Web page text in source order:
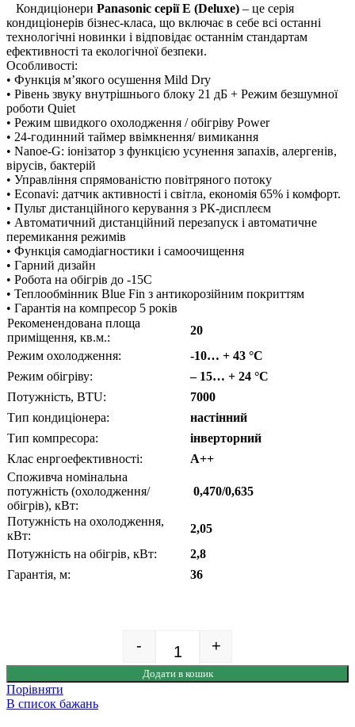
Кондиціонери Panasonic серії E (Deluxe) – це серія
кондиціонерів бізнес-класа, що включає в себе всі останні
технологічні новинки і відповідає останнім стандартам
ефективності та екологічної безпеки.
Особливості:
• Функція м’якого осушення Mild Dry
• Рівень звуку внутрішнього блоку 21 дБ + Режим безшумної
роботи Quiet
• Режим швидкого охолодження / обігріву Power
• 24-годинний таймер ввімкнення/ вимикання
• Nanoe-G: іонізатор з функцією усунення запахів, алергенів,
вірусів, бактерій
• Управління спрямованістю повітряного потоку
• Econavi: датчик активності і світла, економія 65% і комфорт.
• Пульт дистанційного керування з РК-дисплеєм
• Автоматичний дистанційний перезапуск і автоматичне
перемикання режимів
• Функція самодіагностики і самоочищення
• Гарний дизайн
• Робота на обігрів до -15С
• Теплообмінник Blue Fin з антикорозійним покриттям
• Гарантія на компресор 5 років
Рекоменендована площа
приміщення, кв.м.:
20
Режим охолодження:
-10… + 43 °C
Режим обігріву:
– 15… + 24 °C
Потужність, BTU:
7000
Тип кондиціонера:
настінний
Тип компресора:
інверторний
Клас енргоефективності:
А++
Споживча номінальна
потужність (охолодження/
обігрів), кВт:
0,470/0,635
Потужність на охолодження,
кВт:
2,05
Потужність на обігрів, кВт:
2,8
Гарантія, м:
36
Quantity
- +
Додати в кошик
Порівняти
В список бажань